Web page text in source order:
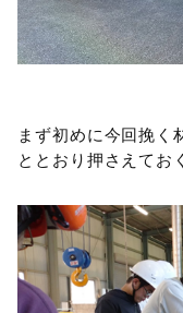
まず初めに今回挽く
ととおり押さえてお